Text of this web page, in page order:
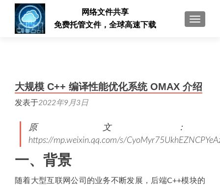
切换导
网络文件共享
免费托管文件，全球高速下载
大规模 C++ 编译性能优化系统 OMAX 介绍
发表于2022年9月3日
原文：
https://mp.weixin.qq.com/s/
一、背景
随着大型互联网公司的业务不断发展，后端C++模块的